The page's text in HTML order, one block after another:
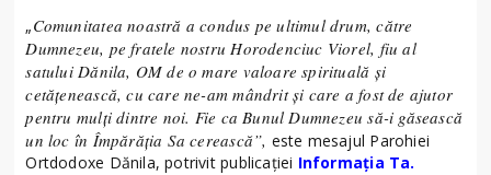
„Comunitatea noastră a condus pe ultimul drum, către
Dumnezeu, pe fratele nostru Horodenciuc Viorel, fiu al
satului Dănila, OM de o mare valoare spirituală și
cetățenească, cu care ne-am mândrit și care a fost de ajutor
pentru mulți dintre noi. Fie ca Bunul Dumnezeu să-i găsească
un loc în Împărăția Sa cerească”, este mesajul Parohiei
Ortdodoxe Dănila, potrivit publicației Informația Ta.